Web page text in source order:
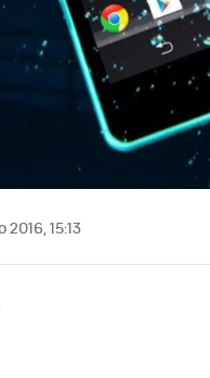
15:13